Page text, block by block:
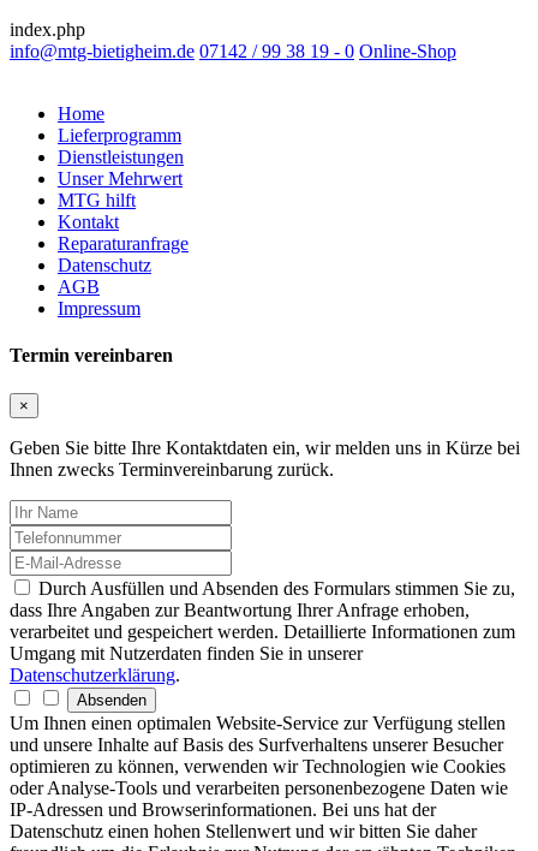
index.php
info@mtg-bietigheim.de 07142 / 99 38 19 - 0 Online-Shop
Home
Lieferprogramm
Dienstleistungen
Unser Mehrwert
MTG hilft
Kontakt
Reparaturanfrage
Datenschutz
AGB
Impressum
Termin vereinbaren
×
Geben Sie bitte Ihre Kontaktdaten ein, wir melden uns in Kürze bei
Ihnen zwecks Terminvereinbarung zurück.
Durch Ausfüllen und Absenden des Formulars stimmen Sie zu,
dass Ihre Angaben zur Beantwortung Ihrer Anfrage erhoben,
verarbeitet und gespeichert werden. Detaillierte Informationen zum
Umgang mit Nutzerdaten finden Sie in unserer
Datenschutzerklärung.
Absenden
Um Ihnen einen optimalen Website-Service zur Verfügung stellen
und unsere Inhalte auf Basis des Surfverhaltens unserer Besucher
optimieren zu können, verwenden wir Technologien wie Cookies
oder Analyse-Tools und verarbeiten personenbezogene Daten wie
IP-Adressen und Browserinformationen. Bei uns hat der
Datenschutz einen hohen Stellenwert und wir bitten Sie daher